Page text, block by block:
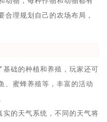
合理规划自己的农场布局，
础的种植和养殖，玩家还可
、蜜蜂养殖等，丰富的活动
的天气系统，不同的天气将